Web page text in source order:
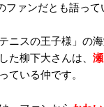
ファンだとも語って
ニスの王子様」の
た柳下大さんは、
ている仲です。